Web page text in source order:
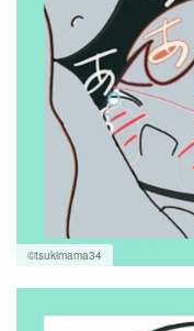
©tsukimama34